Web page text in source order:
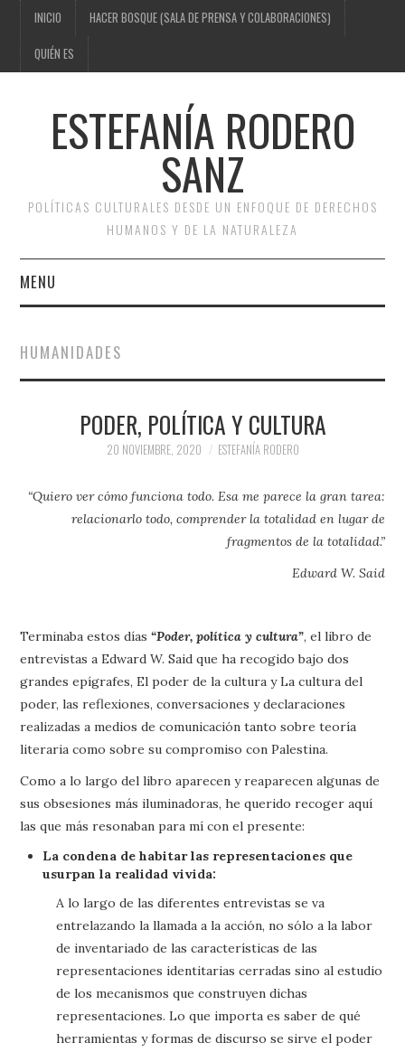
INICIO HACER BOSQUE (SALA DE PRENSA Y COLABORACIONES)
QUIÉN ES
ESTEFANÍA RODERO
SANZ
POLÍTICAS CULTURALES DESDE UN ENFOQUE DE DERECHOS
HUMANOS Y DE LA NATURALEZA
MENU
HACER BOSQUE (SALA DE
PRENSA Y
QUIÉN ES
HUMANIDADES
PODER, POLÍTICA Y CULTURA
20 NOVIEMBRE, 2020 ESTEFANÍA RODERO
“Quiero ver cómo funciona todo. Esa me parece la gran tarea:
relacionarlo todo, comprender la totalidad en lugar de
fragmentos de la totalidad.”
Edward W. Said
Terminaba estos días“Poder, política y cultura”, el libro de
entrevistas a Edward W. Said que ha recogido bajo dos
grandes epígrafes, El poder de la cultura y La cultura del
poder, las reflexiones, conversaciones y declaraciones
realizadas a medios de comunicación tanto sobre teoría
literaria como sobre su compromiso con Palestina.
Como a lo largo del libro aparecen y reaparecen algunas de
sus obsesiones más iluminadoras, he querido recoger aquí
las que más resonaban para mí con el presente:
La condena de habitar las representaciones que
usurpan la realidad vivida:
A lo largo de las diferentes entrevistas se va
entrelazando la llamada a la acción, no sólo a la labor
de inventariado de las características de las
representaciones identitarias cerradas sino al estudio
de los mecanismos que construyen dichas
representaciones. Lo que importa es saber de qué
herramientas y formas de discurso se sirve el poder